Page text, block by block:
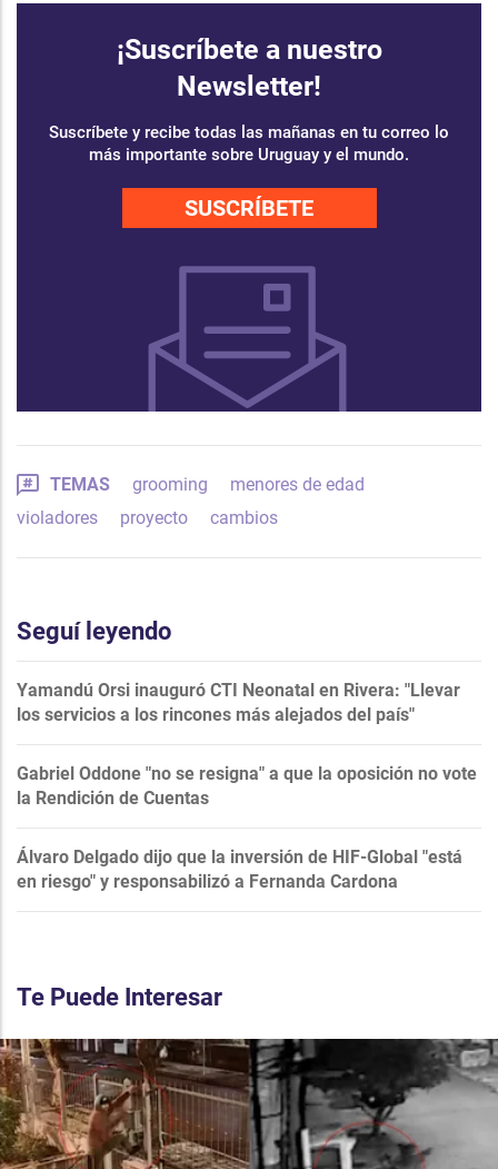
¡Suscríbete a nuestro
Newsletter!
Suscríbete y recibe todas las mañanas en tu correo lo
más importante sobre Uruguay y el mundo.
SUSCRÍBETE
TEMAS grooming
menores de edad
violadores
proyecto cambios
Seguí leyendo
Yamandú Orsi inauguró CTI Neonatal en Rivera: "Llevar
los servicios a los rincones más alejados del país"
Gabriel Oddone "no se resigna" a que la oposición no vote
la Rendición de Cuentas
Álvaro Delgado dijo que la inversión de HIF-Global "está
en riesgo" y responsabilizó a Fernanda Cardona
Te Puede Interesar